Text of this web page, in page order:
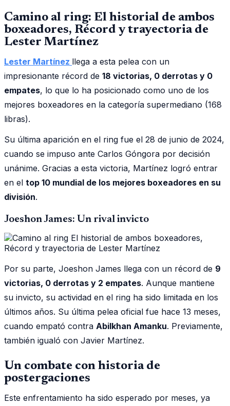
Camino al ring: El historial de ambos
boxeadores, Récord y trayectoria de
Lester Martínez
Lester Martínez llega a esta pelea con un
impresionante récord de 18 victorias, 0 derrotas y 0
empates, lo que lo ha posicionado como uno de los
mejores boxeadores en la categoría supermediano (168
libras).
Su última aparición en el ring fue el 28 de junio de 2024,
cuando se impuso ante Carlos Góngora por decisión
unánime. Gracias a esta victoria, Martínez logró entrar
en el top 10 mundial de los mejores boxeadores en su
división.
Joeshon James: Un rival invicto
Por su parte, Joeshon James llega con un récord de 9
victorias, 0 derrotas y 2 empates. Aunque mantiene
su invicto, su actividad en el ring ha sido limitada en los
últimos años. Su última pelea oficial fue hace 13 meses,
cuando empató contra Abilkhan Amanku. Previamente,
también igualó con Javier Martínez.
Un combate con historia de
postergaciones
Este enfrentamiento ha sido esperado por meses, ya